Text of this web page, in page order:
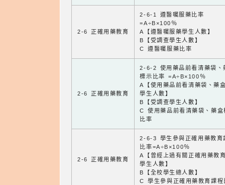
2-6 正確用藥教育
2-6-1 遵醫囑服藥比率
=A÷B×100％
A【遵醫囑服藥學生人數】
B【受調查學生人數】
C 遵醫囑服藥比率
2-6 正確用藥教育
2-6-2 使用藥品前看清藥袋、
標示比率 =A÷B×100％
A【使用藥品前看清藥袋、藥
學生人數】
B【受調查學生人數】
C 使用藥品前看清藥袋、藥盒
比率
2-6 正確用藥教育
2-6-3 學生參與正確用藥教育
比率=A÷B×100％
A【曾經上過有關正確用藥教
學生人數】
B【全校學生總人數】
C 學生參與正確用藥教育課程